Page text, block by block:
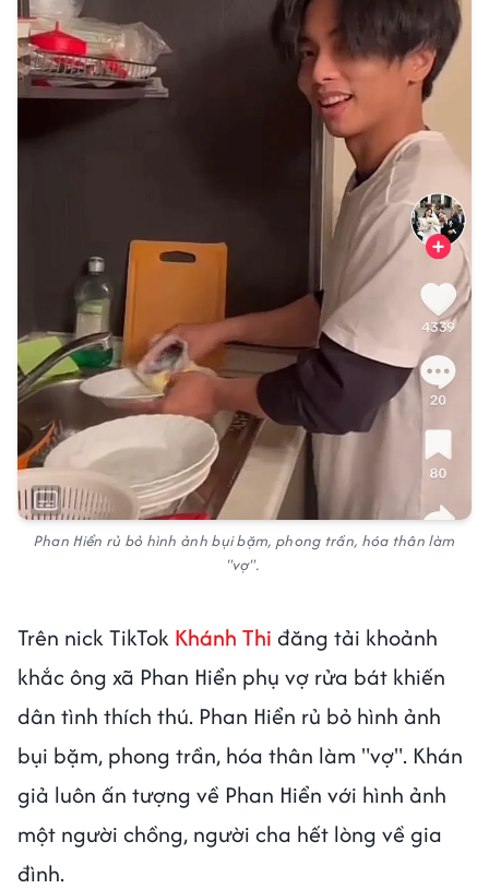
Phan Hiển rủ bỏ hình ảnh bụi bặm, phong trần, hóa thân làm
"vợ".
Trên nick TikTok Khánh Thi đăng tải khoảnh
khắc ông xã Phan Hiển phụ vợ rửa bát khiến
dân tình thích thú. Phan Hiển rủ bỏ hình ảnh
bụi bặm, phong trần, hóa thân làm "vợ". Khán
giả luôn ấn tượng về Phan Hiển với hình ảnh
một người chồng, người cha hết lòng về gia
đình.